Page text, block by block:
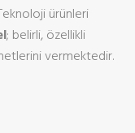
ürünleri
; belirli, özellikli
vermektedir.